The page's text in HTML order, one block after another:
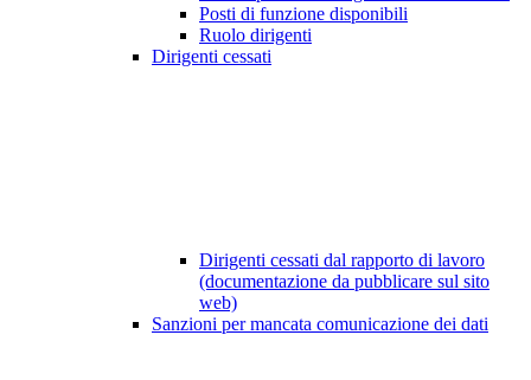
Posti di funzione disponibili
Ruolo dirigenti
Dirigenti cessati
Dirigenti cessati dal rapporto di lavoro
(documentazione da pubblicare sul sito
web)
Sanzioni per mancata comunicazione dei dati